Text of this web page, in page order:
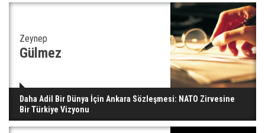
Gazze'deki Sağlık Bakanlığı duyurdu: Vahşetin
pençesinde 2 salgın vaka tespit edildi
Zeynep
Gülmez
Daha Adil Bir Dünya İçin Ankara Sözleşmesi: NATO Zirvesine
Bir Türkiye Vizyonu